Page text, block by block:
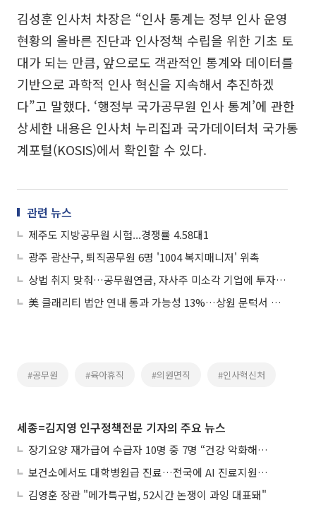
김성훈 인사처 차장은 “인사 통계는 정부 인사 운영
현황의 올바른 진단과 인사정책 수립을 위한 기초 토
대가 되는 만큼, 앞으로도 객관적인 통계와 데이터를
기반으로 과학적 인사 혁신을 지속해서 추진하겠
다”고 말했다. ‘행정부 국가공무원 인사 통계’에 관한
상세한 내용은 인사처 누리집과 국가데이터처 국가통
계포털(KOSIS)에서 확인할 수 있다.
관련 뉴스
제주도 지방공무원 시험...경쟁률 4.58대1
광주 광산구, 퇴직공무원 6명 '1004 복지매니저' 위촉
상법 취지 맞춰…공무원연금, 자사주 미소각 기업에 투자자 서한 발송
美 클래리티 법안 연내 통과 가능성 13%…상원 문턱서 제동
#공무원 #육아휴직 #의원면직 #인사혁신처
세종=김지영 인구정책전문 기자의 주요 뉴스
장기요양 재가급여 수급자 10명 중 7명 “건강 악화해도 집에서”
보건소에서도 대학병원급 진료…전국에 AI 진료지원도구 보급
김영훈 장관 "메가특구법, 52시간 논쟁이 과잉 대표돼"